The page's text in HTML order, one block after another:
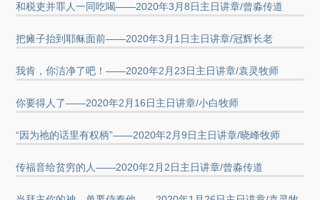
和税吏并罪人一同吃喝——2020年3月8日主日讲章/曾淼传道
把瘫子抬到耶稣面前——2020年3月1日主日讲章/冠辉长老
我肯，你洁净了吧！——2020年2月23日主日讲章/袁灵牧师
你要得人了——2020年2月16日主日讲章/小白牧师
“因为祂的话里有权柄”——2020年2月9日主日讲章/晓峰牧师
传福音给贫穷的人——2020年2月2日主日讲章/曾淼传道